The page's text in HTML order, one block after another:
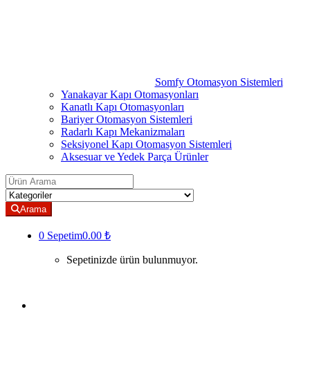
Somfy Otomasyon Sistemleri
Yanakayar Kapı Otomasyonları
Kanatlı Kapı Otomasyonları
Bariyer Otomasyon Sistemleri
Radarlı Kapı Mekanizmaları
Seksiyonel Kapı Otomasyon Sistemleri
Aksesuar ve Yedek Parça Ürünler
Search for:
Arama
0 Sepetim0.00 ₺
Sepetinizde ürün bulunmuyor.